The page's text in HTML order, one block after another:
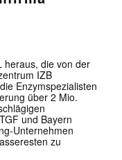
heraus, die von der
IZB
Enzymspezialisten
über 2 Mio.
und Bayern
Unternehmen
zu